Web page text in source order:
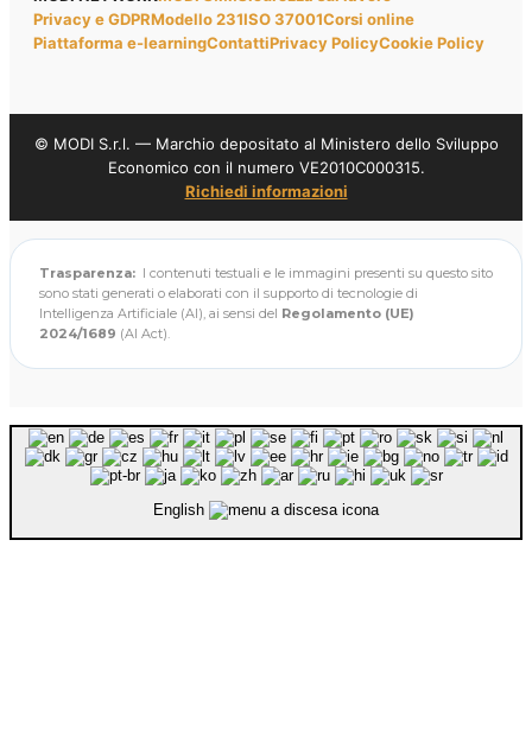
Privacy e GDPRModello 231ISO 37001Corsi online
Piattaforma e-learningContattiPrivacy PolicyCookie Policy
© MODI S.r.l. — Marchio depositato al Ministero dello Sviluppo
Economico con il numero VE2010C000315.
Richiedi informazioni
Trasparenza: I contenuti testuali e le immagini presenti su questo sito
sono stati generati o elaborati con il supporto di tecnologie di
Intelligenza Artificiale (AI), ai sensi del Regolamento (UE)
2024/1689 (AI Act).
English